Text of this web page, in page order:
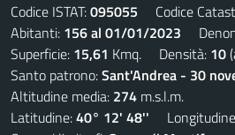
Codice ISTAT:095055 Codice
Abitanti: 156 al 01/01/2023
Superficie: 15,61 Kmq. Densità: 10
Santo patrono:Sant'Andrea - 30
Altitudine media: 274 m.s.l.m.
Latitudine:40° 12' 48''